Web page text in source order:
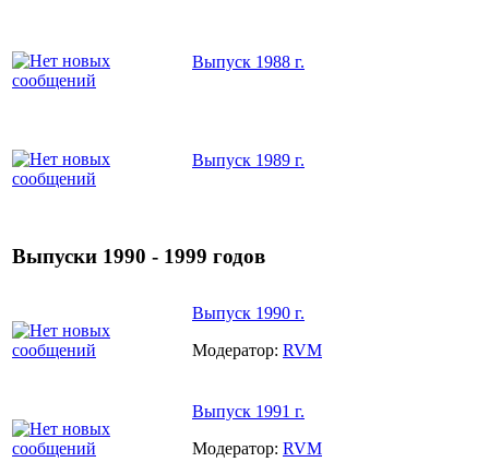
Выпуск 1988 г.
Выпуск 1989 г.
Выпуски 1990 - 1999 годов
Выпуск 1990 г.
Модератор: RVM
Выпуск 1991 г.
Модератор: RVM